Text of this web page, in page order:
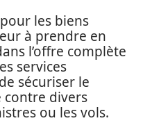
les biens
à prendre en
l’offre complète
services
sécuriser le
contre divers
ou les vols.